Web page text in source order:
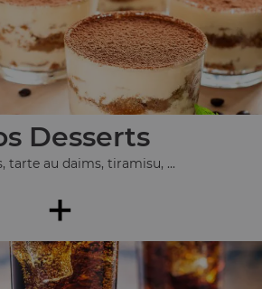
Desserts
tarte au daims, tiramisu, ...
+